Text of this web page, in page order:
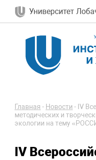
Университет
Главная - Новости - IV
методических и
экологии на тему
IV